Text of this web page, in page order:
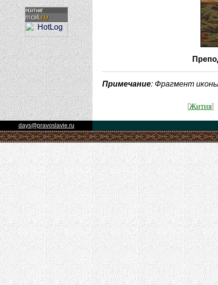
Примечание: Фрагмент
[Жития]
days@pravoslavie.ru